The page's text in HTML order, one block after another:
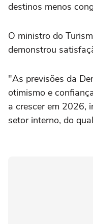
destinos menos
O ministro do
demonstrou
"As previsões da
otimismo e
a crescer em 2026,
setor interno, do